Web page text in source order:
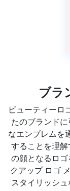
ブラ
ビューティーロ
たのブランド
なエンブレムを
することを理
の顔となるロ
クアップ ロゴ
スタイリッシュ